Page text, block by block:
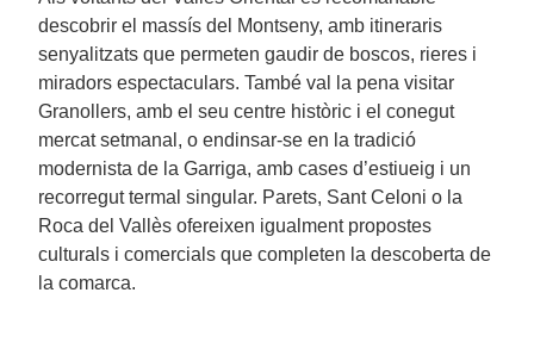
descobrir el massís del Montseny, amb itineraris
senyalitzats que permeten gaudir de boscos, rieres i
miradors espectaculars. També val la pena visitar
Granollers, amb el seu centre històric i el conegut
mercat setmanal, o endinsar-se en la tradició
modernista de la Garriga, amb cases d’estiueig i un
recorregut termal singular. Parets, Sant Celoni o la
Roca del Vallès ofereixen igualment propostes
culturals i comercials que completen la descoberta de
la comarca.